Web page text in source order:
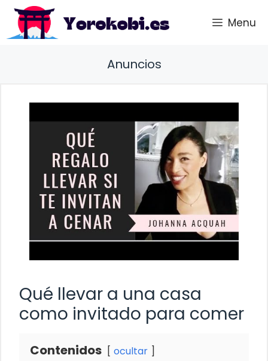
Saltar
contenido
Menu
Anuncios
Qué llevar a una casa
como invitado para comer
Contenidos ocultar